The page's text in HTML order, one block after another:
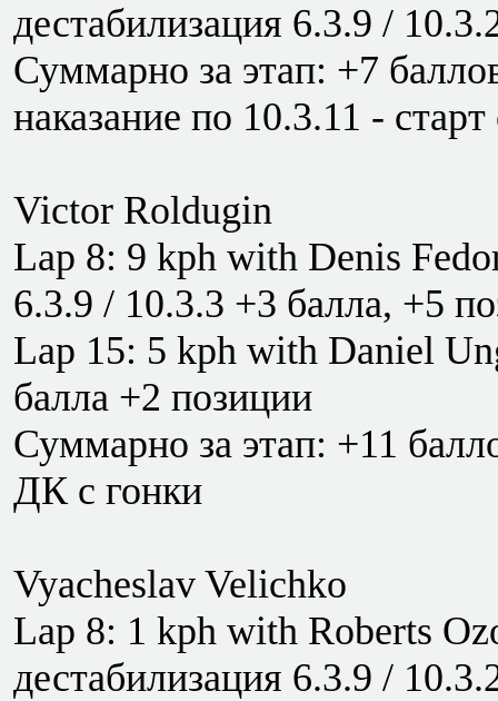
дестабилизация 6.3.9 /
Суммарно за этап: +7
наказание по 10.3.11 - старт
Victor Roldugin
Lap 8: 9 kph with Denis
6.3.9 / 10.3.3 +3 балла, +5
Lap 15: 5 kph with Daniel
балла +2 позиции
Суммарно за этап: +11
ДК с гонки
Vyacheslav Velichko
Lap 8: 1 kph with Roberts
дестабилизация 6.3.9 /